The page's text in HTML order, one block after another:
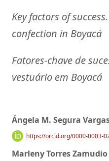
Key factors of
confection in Boyacá
Fatores-chave de
vestuário em Boyacá
Ángela M. Segura
https://orcid.org/0000-0003-
Marleny Torres Zamudio